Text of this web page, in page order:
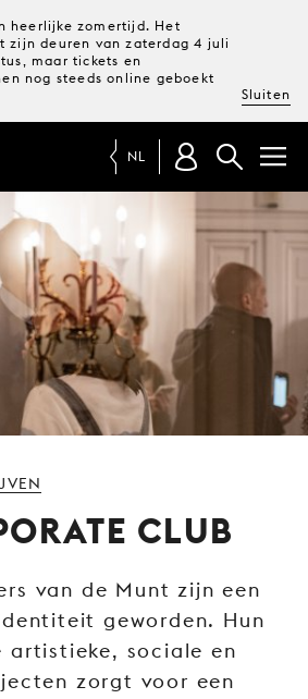
heerlijke zomertijd. Het
zijn deuren van zaterdag 4 juli
maar tickets en
nog steeds online geboekt
Sluiten
PROGRAMMA
MAGAZINE
TICKETS &
ABONNEMENTEN
UW
PUBLIEK
MUNT
STEUN
ONS
NL
CLUB
van de Munt zijn een
geworden. Hun
artistieke, sociale en
zorgt voor een